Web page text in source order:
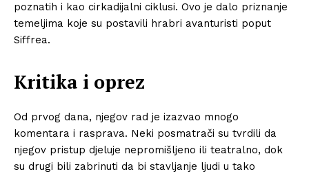
poznatih i kao cirkadijalni ciklusi. Ovo je dalo priznanje
temeljima koje su postavili hrabri avanturisti poput
Siffrea.
Kritika i oprez
Od prvog dana, njegov rad je izazvao mnogo
komentara i rasprava. Neki posmatrači su tvrdili da
njegov pristup djeluje nepromišljeno ili teatralno, dok
su drugi bili zabrinuti da bi stavljanje ljudi u tako